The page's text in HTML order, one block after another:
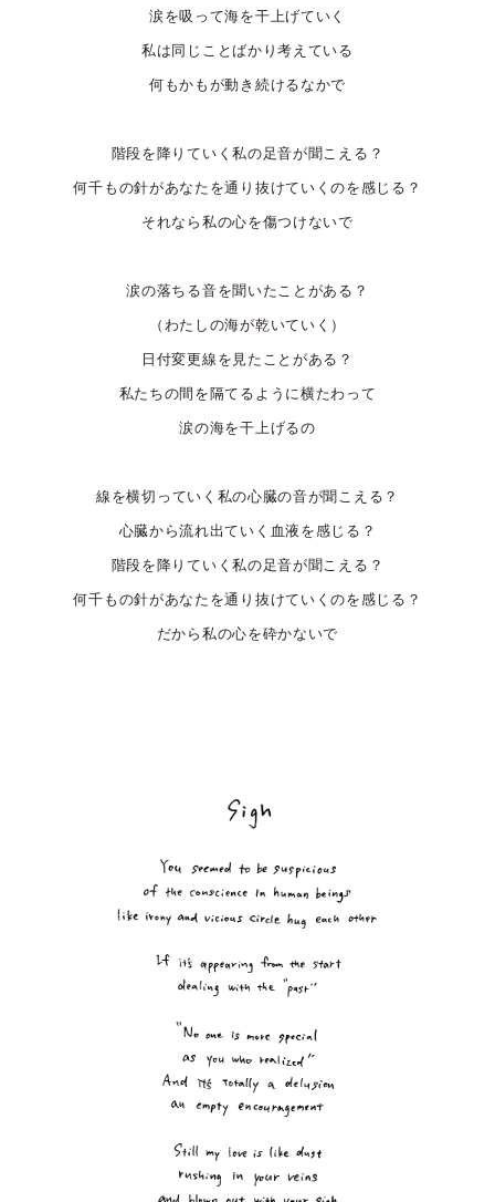
涙を吸って海を干上げていく
私は同じことばかり考えている
何もかもが動き続けるなかで
階段を降りていく私の足音が聞こえる？
何千もの針があなたを通り抜けていくのを感じる？
それなら私の心を傷つけないで
涙の落ちる音を聞いたことがある？
（わたしの海が乾いていく）
日付変更線を見たことがある？
私たちの間を隔てるように横たわって
涙の海を干上げるの
線を横切っていく私の心臓の音が聞こえる？
心臓から流れ出ていく血液を感じる？
階段を降りていく私の足音が聞こえる？
何千もの針があなたを通り抜けていくのを感じる？
だから私の心を砕かないで